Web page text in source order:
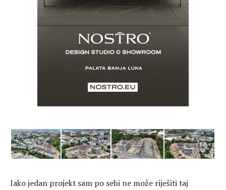
Iako jedan projekt sam po sebi ne može riješiti taj